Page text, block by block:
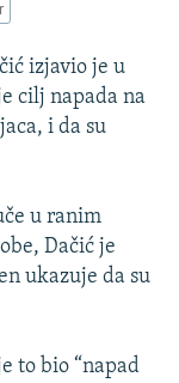
izjavio je u
cilj napada na
i da su
u ranim
Dačić je
ukazuje da su
to bio “napad